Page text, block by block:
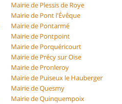
Mairie de Plessis de Roye
Mairie de Pont l'Évêque
Mairie de Pontarmé
Mairie de Pontpoint
Mairie de Porquéricourt
Mairie de Précy sur Oise
Mairie de Pronleroy
Mairie de Puiseux le Hauberger
Mairie de Quesmy
Mairie de Quinquempoix